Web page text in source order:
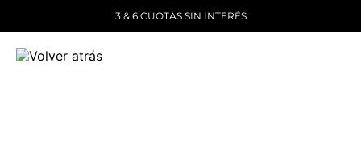
3 & 6 CUOTAS SIN INTERÉS